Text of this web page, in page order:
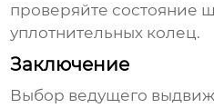
проверяйте состояние
уплотнительных колец.
Заключение
Выбор ведущего